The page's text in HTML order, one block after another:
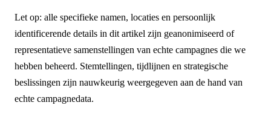
Let op: alle specifieke namen, locaties en persoonlijk
identificerende details in dit artikel zijn geanonimiseerd of
representatieve samenstellingen van echte campagnes die we
hebben beheerd. Stemtellingen, tijdlijnen en strategische
beslissingen zijn nauwkeurig weergegeven aan de hand van
echte campagnedata.